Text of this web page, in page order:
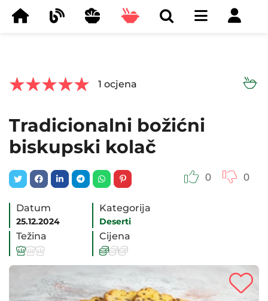


 1 ocjena
Tradicionalni božićni
biskupski kolač
0 0
Datum
25.12.2024
Kategorija
Deserti
Težina



Cijena


